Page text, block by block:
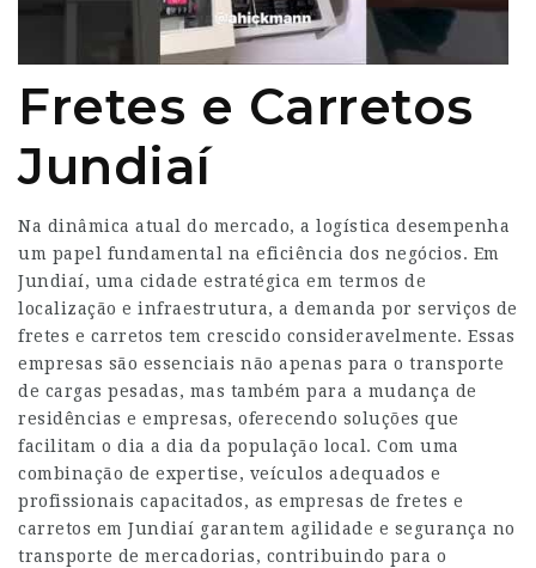
Fretes e Carretos
Jundiaí
Na dinâmica atual do mercado, a logística desempenha
um papel fundamental na eficiência dos negócios. Em
Jundiaí, uma cidade estratégica em termos de
localização e infraestrutura, a demanda por serviços de
fretes e carretos tem crescido consideravelmente. Essas
empresas são essenciais não apenas para o transporte
de cargas pesadas, mas também para a mudança de
residências e empresas, oferecendo soluções que
facilitam o dia a dia da população local. Com uma
combinação de expertise, veículos adequados e
profissionais capacitados, as empresas de fretes e
carretos em Jundiaí garantem agilidade e segurança no
transporte de mercadorias, contribuindo para o